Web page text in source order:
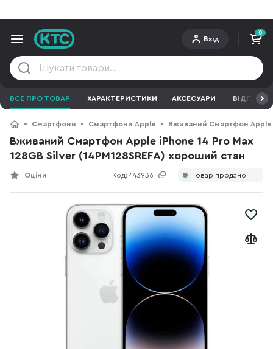
Вхід
0
ВСЕ ПРО ТОВАР ХАРАКТЕРИСТИКИ АКСЕСУАРИ ВІДГУКИ
Смартфони Смартфони Apple Вживаний Смартфон Apple
Вживаний Смартфон Apple iPhone 14 Pro Max
128GB Silver (14PM128SREFA) хороший стан
Код: 443936
Оціни Товар продано